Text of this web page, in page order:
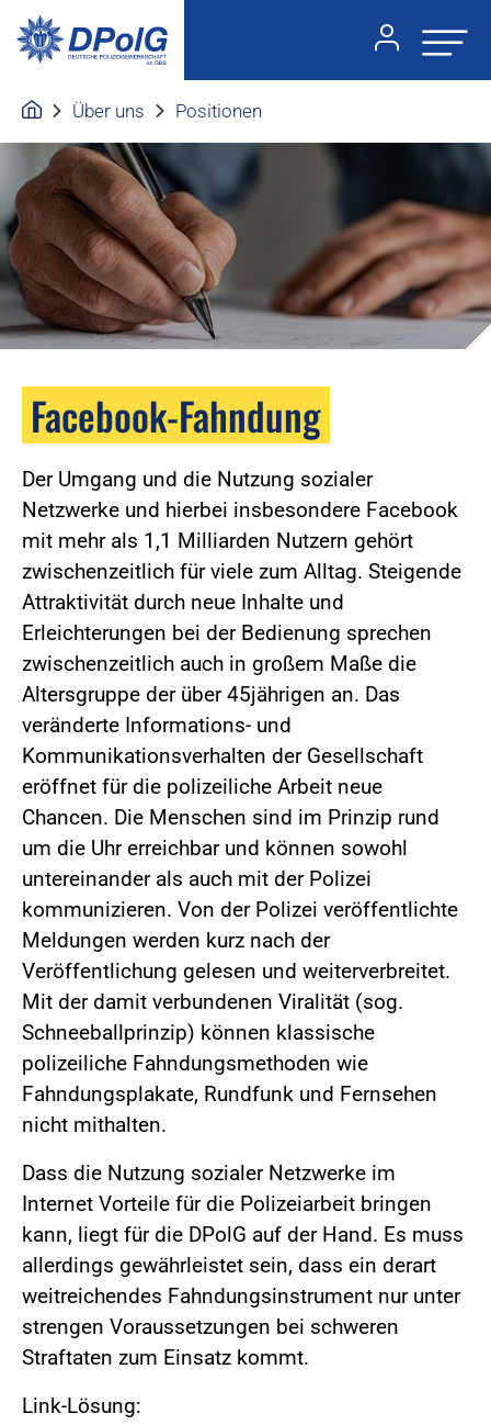
Über uns Positionen
Facebook-Fahndung
Der Umgang und die Nutzung sozialer
Netzwerke und hierbei insbesondere Facebook
mit mehr als 1,1 Milliarden Nutzern gehört
zwischenzeitlich für viele zum Alltag. Steigende
Attraktivität durch neue Inhalte und
Erleichterungen bei der Bedienung sprechen
zwischenzeitlich auch in großem Maße die
Altersgruppe der über 45jährigen an. Das
veränderte Informations- und
Kommunikationsverhalten der Gesellschaft
eröffnet für die polizeiliche Arbeit neue
Chancen. Die Menschen sind im Prinzip rund
um die Uhr erreichbar und können sowohl
untereinander als auch mit der Polizei
kommunizieren. Von der Polizei veröffentlichte
Meldungen werden kurz nach der
Veröffentlichung gelesen und weiterverbreitet.
Mit der damit verbundenen Viralität (sog.
Schneeballprinzip) können klassische
polizeiliche Fahndungsmethoden wie
Fahndungsplakate, Rundfunk und Fernsehen
nicht mithalten.
Dass die Nutzung sozialer Netzwerke im
Internet Vorteile für die Polizeiarbeit bringen
kann, liegt für die DPolG auf der Hand. Es muss
allerdings gewährleistet sein, dass ein derart
weitreichendes Fahndungsinstrument nur unter
strengen Voraussetzungen bei schweren
Straftaten zum Einsatz kommt.
Link-Lösung: